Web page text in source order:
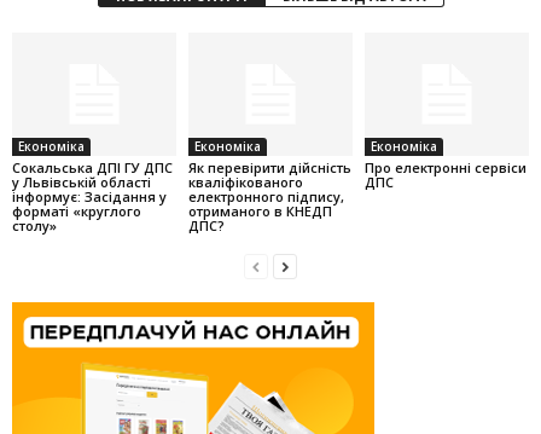
Економіка
Cокальська ДПІ ГУ ДПС
у Львівській області
інформує: Засідання у
форматі «круглого
столу»
Економіка
Як перевірити дійсність
кваліфікованого
електронного підпису,
отриманого в КНЕДП
ДПС?
Економіка
Про електронні сервіси
ДПС